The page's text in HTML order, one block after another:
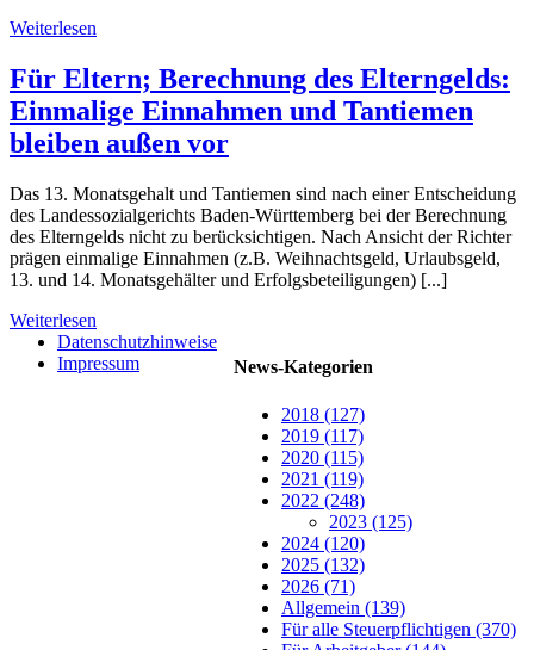
Weiterlesen
Für Eltern; Berechnung des Elterngelds:
Einmalige Einnahmen und Tantiemen
bleiben außen vor
Das 13. Monatsgehalt und Tantiemen sind nach einer Entscheidung
des Landessozialgerichts Baden-Württemberg bei der Berechnung
des Elterngelds nicht zu berücksichtigen. Nach Ansicht der Richter
prägen einmalige Einnahmen (z.B. Weihnachtsgeld, Urlaubsgeld,
13. und 14. Monatsgehälter und Erfolgsbeteiligungen) [...]
Weiterlesen
News-Kategorien
2018 (127)
2019 (117)
2020 (115)
2021 (119)
2022 (248)
2023 (125)
2024 (120)
2025 (132)
2026 (71)
Allgemein (139)
Für alle Steuerpflichtigen (370)
Datenschutzhinweise
Impressum